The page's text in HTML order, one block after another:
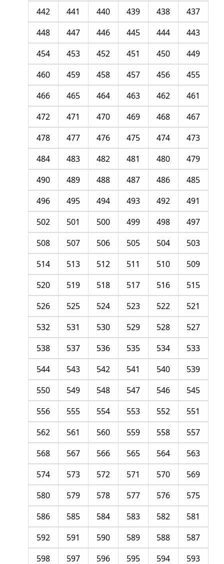
437
438
439
440
441
442
443
444
445
446
447
448
449
450
451
452
453
454
455
456
457
458
459
460
461
462
463
464
465
466
467
468
469
470
471
472
473
474
475
476
477
478
479
480
481
482
483
484
485
486
487
488
489
490
491
492
493
494
495
496
497
498
499
500
501
502
503
504
505
506
507
508
509
510
511
512
513
514
515
516
517
518
519
520
521
522
523
524
525
526
527
528
529
530
531
532
533
534
535
536
537
538
539
540
541
542
543
544
545
546
547
548
549
550
551
552
553
554
555
556
557
558
559
560
561
562
563
564
565
566
567
568
569
570
571
572
573
574
575
576
577
578
579
580
581
582
583
584
585
586
587
588
589
590
591
592
593
594
595
596
597
598